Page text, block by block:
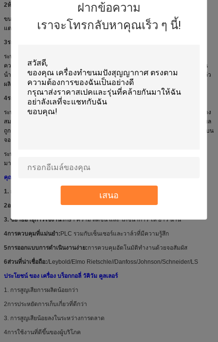
ฝากข้อความ
เราจะโทรกลับหาคุณเร็ว ๆ นี้!
เสนอ
2ห้องสูญเสีย
ขนาดของห้องถูกกําหนดโดยปริมาณของผลิต และมันถูกทําจากเหล็ก เพื่อทนความ
แตกต่างความดันขนาดใหญ่ในและออกจากห้อง
3ระบบเย็น
ระบบทําความเย็นประกอบด้วย เครื่องบดอัด, เครื่องระเหย, เครื่องบดอัด, เครื่องทํา
ความเย็น, วาล์วขยาย, เครื่องแห้งกรองฟังก์ชันของระบบเย็นคือการบดน้ําหมอกเป็น
น้ําเหลวในห้องว่างเพื่อป้องกันน้ําหมอกเจริญเพราะน้ําหยุดเหยื่อออก ถ้าลมน้ําอิ่ม แล้ว
ผลิตภัณฑ์หยุดลดอุณหภูมิ
4ระบบควบคุม
ระบบควบคุมที่พัฒนามาโดยเฉพาะเจาะจง จะทําให้เครื่องจักรทั้งหมดทํางานได้อย่าง
สมบูรณ์แบบ แม้จะมีภาระบางส่วนโดยไม่นําผักรสละเอียดไปแช่ข้อมูลการประมวลผล
ถูกรวบรวมในระบบ และพารามิเตอร์การประมวลผลที่เกี่ยวข้องทั้งหมดสามารถดูได้บน
จอ
ระบบตู้เย็นแบบแอกุ๊มสามารถเริ่มต้นได้ด้วยการกดปุ่มเดียว! จอจอสัมผัสใช้งานง่าย
มากและเป็นมิตรกับผู้ใช้งาน เมนูจะนําเสนอในภาษาท้องถิ่น
คุณสมบัติของเครื่องเย็นฝุ่นกระเทียม
1. การเย็นสีเขียว: ประหยัดพลังงาน & ประสิทธิภาพการเย็นที่ดีที่สุด
2อากาศเย็นมาก จาก 30°C ถึง 3°C ใน 20-30 นาที
3. ขยายอายุการใช้งานรักษา ความ สดชื่น และ โภชนาการ ให้ ยาว นาน
4การควบคุมที่แม่นยํา:PLC รวมกับเซ็นเซอร์และวาล์วที่มีความรู้สึก
5การออกแบบการดําเนินงานง่าย:การควบคุมอัตโนมัติทํางานด้วยจอสัมผัส
6ส่วนที่น่าเชื่อถือ:/Leybold/Elmo Rietschle//Danfoss/Johnson/Schneider/LS
ประโยชน์ ของ เครื่อง บร็อกกอลี่ วัคิวัม คูลเลอร์
1. การสูญเสียการผลิตน้อยกว่า
2การประหยัดการเก็บเกี่ยวที่ดีกว่า
3. การสูญเสียน้อยลงในระหว่างการตลาด
4การใช้งานที่ดีขึ้นของผู้บริโภค